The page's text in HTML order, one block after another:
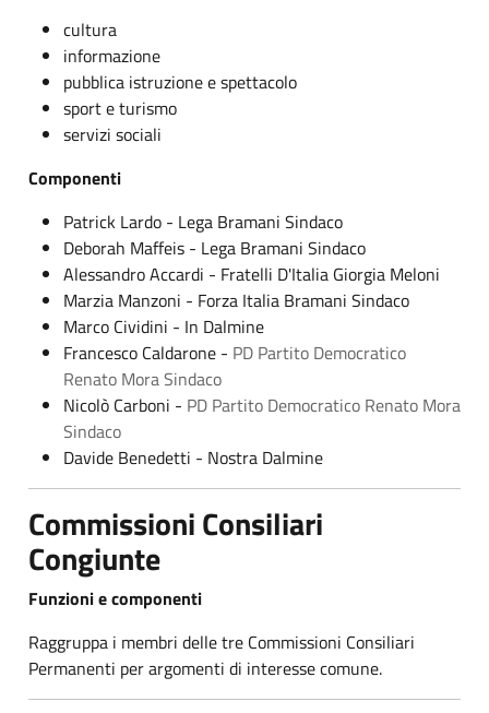
cultura
informazione
pubblica istruzione e spettacolo
sport e turismo
servizi sociali
Componenti
Patrick Lardo - Lega Bramani Sindaco
Deborah Maffeis - Lega Bramani Sindaco
Alessandro Accardi - Fratelli D'Italia Giorgia Meloni
Marzia Manzoni - Forza Italia Bramani Sindaco
Marco Cividini - In Dalmine
Francesco Caldarone - PD Partito Democratico
Renato Mora Sindaco
Nicolò Carboni - PD Partito Democratico Renato Mora
Sindaco
Davide Benedetti - Nostra Dalmine
Commissioni Consiliari
Congiunte
Funzioni e componenti
Raggruppa i membri delle tre Commissioni Consiliari
Permanenti per argomenti di interesse comune.